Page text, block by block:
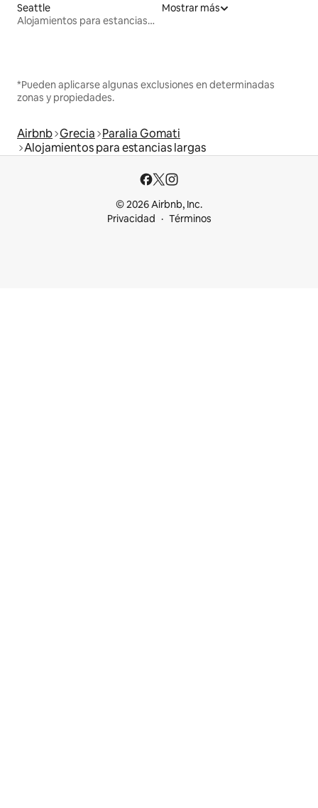
Seattle
Alojamientos para estancias largas
Mostrar más
*Pueden aplicarse algunas exclusiones en determinadas
zonas y propiedades.
Airbnb Grecia Paralia Gomati
Alojamientos para estancias largas
© 2026 Airbnb, Inc.
Privacidad
Términos